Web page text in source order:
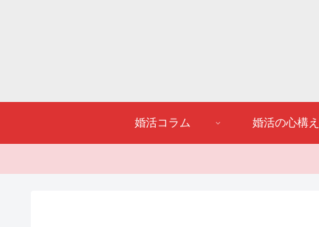
婚活コラム 婚活の心構え